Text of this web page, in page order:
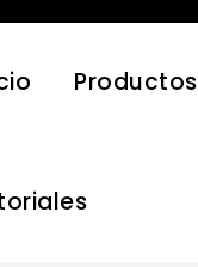
Productos